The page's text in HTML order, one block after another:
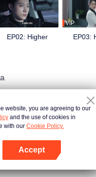
antaramuka otak-mesin untuk
dengan Nong Qianya, yang turut
bersama-sama menggagalkan
EP02: Higher
VIP
EP03:
Trap
Love in A Secret
website, you are agreeing to our
and the use of cookies in
with our Cookie Policy.
Accept